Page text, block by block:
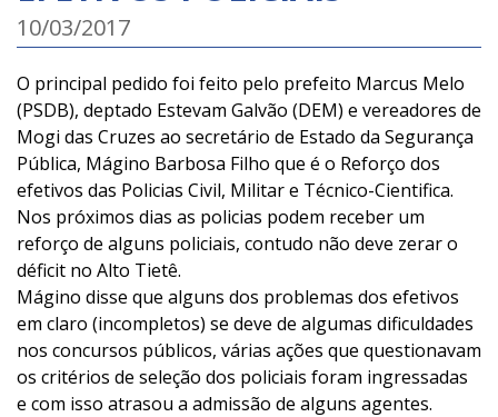
10/03/2017
O principal pedido foi feito pelo prefeito Marcus Melo
(PSDB), deptado Estevam Galvão (DEM) e vereadores de
Mogi das Cruzes ao secretário de Estado da Segurança
Pública, Mágino Barbosa Filho que é o Reforço dos
efetivos das Policias Civil, Militar e Técnico-Cientifica.
Nos próximos dias as policias podem receber um
reforço de alguns policiais, contudo não deve zerar o
déficit no Alto Tietê.
Mágino disse que alguns dos problemas dos efetivos
em claro (incompletos) se deve de algumas dificuldades
nos concursos públicos, várias ações que questionavam
os critérios de seleção dos policiais foram ingressadas
e com isso atrasou a admissão de alguns agentes.